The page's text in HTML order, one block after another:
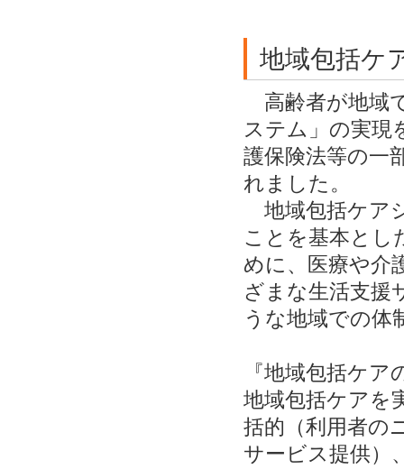
地域包括ケ
高齢者が地域
ステム」の実現
護保険法等の一
れました。
地域包括ケア
ことを基本とし
めに、医療や介
ざまな生活支援
うな地域での体
『地域包括ケ
地域包括ケアを
括的（利用者の
サービス提供）